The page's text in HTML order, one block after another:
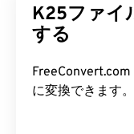
K25ファイ
する
FreeConvert.com 、 K25ファイルを次の他
に変換できます。